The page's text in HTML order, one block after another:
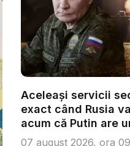
Aceleași servicii
exact când Rusia
acum că Putin are
07 august 2026, ora